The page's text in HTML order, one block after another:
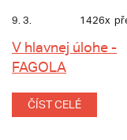
9. 3. 1426x
V hlavnej úlohe -
FAGOLA
ČÍST CELÉ